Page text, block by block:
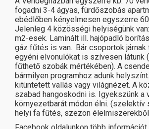
fogadni 3-4 ágyas, fürdőszobás
ebédlőben kényelmesen egyszerre
Jelenleg 4 közösségi helyiségünk
m2-esek. Laminált ill. hajópadló
gáz fűtés is van. ·Bár csoportok
egyéni elvonulókat is szívesen látunk
fűthető szobák mértékében). A
bármilyen programhoz adunk
kitüntetett vallás vagy világnézet. A
szabad hangoskodni is. Igyekszünk a
környezetbarát módon élni. (szelektív
helyi fa fűtés, szezon